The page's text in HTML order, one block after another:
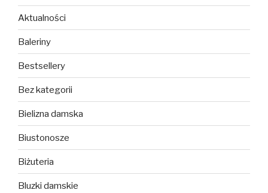
Aktualności
Baleriny
Bestsellery
Bez kategorii
Bielizna damska
Biustonosze
Biżuteria
Bluzki damskie